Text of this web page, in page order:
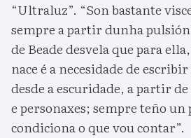
“Ultraluz”. “Son bastante
sempre a partir dunha
de Beade desvela que para
nace é a necesidade de
desde a escuridade, a partir
e personaxes; sempre teño un
condiciona o que vou contar”.